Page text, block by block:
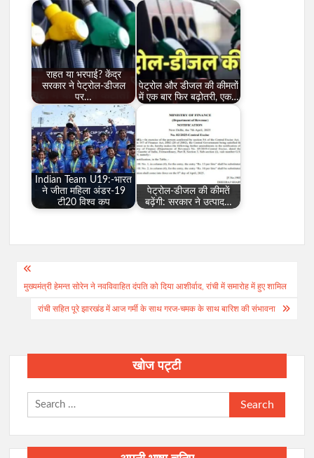
राहत या भरपाई? केंद्र
सरकार ने पेट्रोल-डीजल
पर…
पेट्रोल और डीजल की कीमतों
में एक बार फिर बढ़ोतरी, एक…
Indian Team U19:-भारत
ने जीता महिला अंडर-19
टी20 विश्व कप
पेट्रोल-डीजल की कीमतें
बढ़ेंगी: सरकार ने उत्पाद…
Post
navigation
मुख्यमंत्री हेमन्त सोरेन ने नवविवाहित दंपति को दिया आशीर्वाद, रांची में समारोह में हुए शामिल
रांची सहित पूरे झारखंड में आज गर्मी के साथ गरज-चमक के साथ बारिश की संभावना
खोज पट्टी
Search
for: